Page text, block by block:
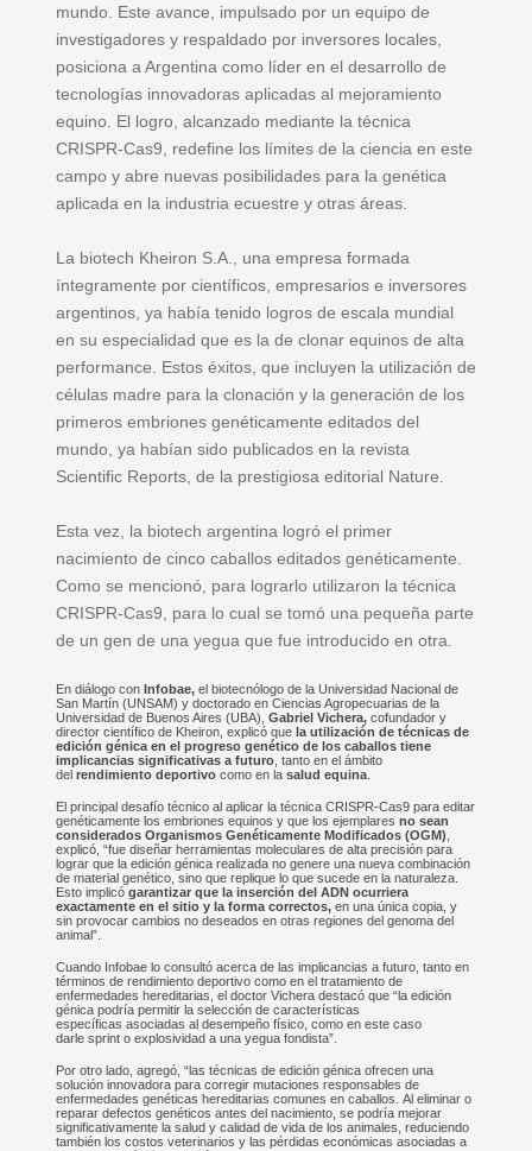
mundo. Este avance, impulsado por un equipo de
investigadores y respaldado por inversores locales,
posiciona a Argentina como líder en el desarrollo de
tecnologías innovadoras aplicadas al mejoramiento
equino. El logro, alcanzado mediante la técnica
CRISPR-Cas9, redefine los límites de la ciencia en este
campo y abre nuevas posibilidades para la genética
aplicada en la industria ecuestre y otras áreas.
La biotech Kheiron S.A., una empresa formada
íntegramente por científicos, empresarios e inversores
argentinos, ya había tenido logros de escala mundial
en su especialidad que es la de clonar equinos de alta
performance. Estos éxitos, que incluyen la utilización de
células madre para la clonación y la generación de los
primeros embriones genéticamente editados del
mundo, ya habían sido publicados en la revista
Scientific Reports, de la prestigiosa editorial Nature.
Esta vez, la biotech argentina logró el primer
nacimiento de cinco caballos editados genéticamente.
Como se mencionó, para lograrlo utilizaron la técnica
CRISPR-Cas9, para lo cual se tomó una pequeña parte
de un gen de una yegua que fue introducido en otra.
En diálogo con Infobae,el biotecnólogo de la Universidad Nacional de
San Martín (UNSAM) y doctorado en Ciencias Agropecuarias de la
Universidad de Buenos Aires (UBA), Gabriel Vichera,cofundador y
director científico de Kheiron, explicó que la utilización de técnicas de
edición génica en el progreso genético de los caballos tiene
implicancias significativas a futuro, tanto en el ámbito
del rendimiento deportivocomo en la salud equina.
El principal desafío técnico al aplicar la técnica CRISPR-Cas9 para editar
genéticamente los embriones equinos y que los ejemplares no sean
considerados Organismos Genéticamente Modificados (OGM)
explicó, “fue diseñar herramientas moleculares de alta precisión para
lograr que la edición génica realizada no genere una nueva combinación
de material genético, sino que replique lo que sucede en la naturaleza.
Esto implicó garantizar que la inserción del ADN ocurriera
exactamente en el sitio y la forma correctos, en una única copia, y
sin provocar cambios no deseados en otras regiones del genoma del
animal”.
Cuando Infobae lo consultó acerca de las implicancias a futuro, tanto en
términos de rendimiento deportivo como en el tratamiento de
enfermedades hereditarias, el doctor Vichera destacó que “la edición
génica podría permitir la selección de características
específicas asociadas al desempeño físico, como en este caso
darle sprint o explosividad a una yegua fondista”.
Por otro lado, agregó, “las técnicas de edición génica ofrecen una
solución innovadora para corregir mutaciones responsables de
enfermedades genéticas hereditarias comunes en caballos. Al eliminar o
reparar defectos genéticos antes del nacimiento, se podría mejorar
significativamente la salud y calidad de vida de los animales, reduciendo
también los costos veterinarios y las pérdidas económicas asociadas a